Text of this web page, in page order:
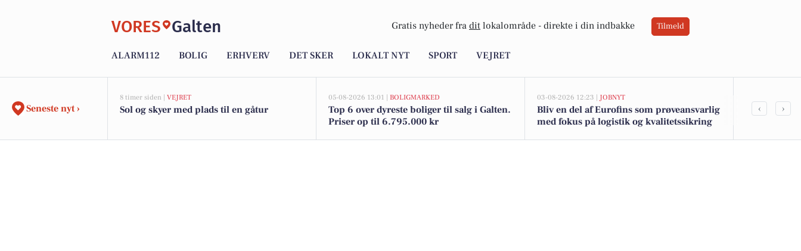
VORES Galten Gratis nyheder fra dit lokalområde - direkte i din indbakke Tilmeld
ALARM112 BOLIG ERHVERV DET SKER LOKALT NYT SPORT VEJRET
Seneste nyt ›
8 timer siden | VEJRET
Sol og skyer med plads til en gåtur
05-08-2026 13:01 | BOLIGMARKED
Top 6 over dyreste boliger til salg i Galten.
Priser op til 6.795.000 kr
03-08-2026 12:23 | JOBNYT
Bliv en del af Eurofins som prøveansvarlig
med fokus på logistik og kvalitetssikring
Blå blink i
‹ ›